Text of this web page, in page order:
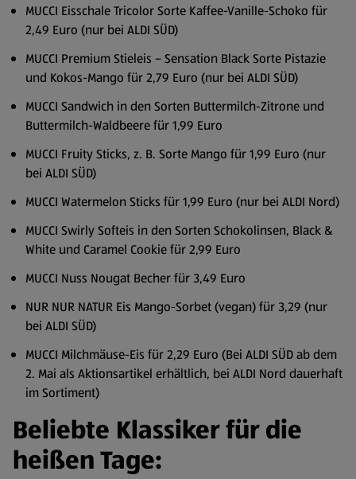
MUCCI Eisschale Tricolor Sorte Kaffee-Vanille-Schoko für
2,49 Euro (nur bei ALDI SÜD)
MUCCI Premium Stieleis – Sensation Black Sorte Pistazie
und Kokos-Mango für 2,79 Euro (nur bei ALDI SÜD)
MUCCI Sandwich in den Sorten Buttermilch-Zitrone und
Buttermilch-Waldbeere für 1,99 Euro
MUCCI Fruity Sticks, z. B. Sorte Mango für 1,99 Euro (nur
bei ALDI SÜD)
MUCCI Watermelon Sticks für 1,99 Euro (nur bei ALDI Nord)
MUCCI Swirly Softeis in den Sorten Schokolinsen, Black &
White und Caramel Cookie für 2,99 Euro
MUCCI Nuss Nougat Becher für 3,49 Euro
NUR NUR NATUR Eis Mango-Sorbet (vegan) für 3,29 (nur
bei ALDI SÜD)
MUCCI Milchmäuse-Eis für 2,29 Euro (Bei ALDI SÜD ab dem
2. Mai als Aktionsartikel erhältlich, bei ALDI Nord dauerhaft
im Sortiment)
Beliebte Klassiker für die
heißen Tage: